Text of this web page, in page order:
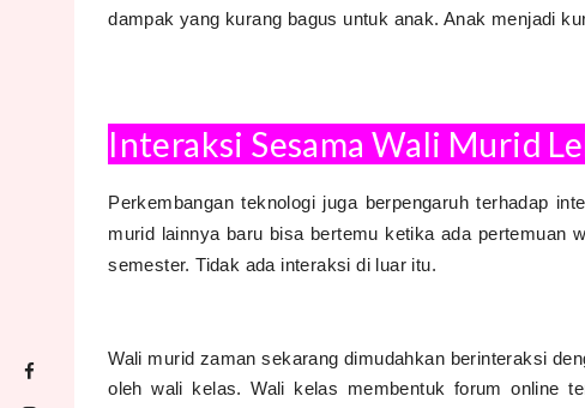
dampak yang kurang bagus untuk anak. Anak menjadi
Interaksi Sesama Wali Murid
Perkembangan teknologi juga berpengaruh terhadap
murid lainnya baru bisa bertemu ketika ada pertemuan
semester. Tidak ada interaksi di luar itu.
Wali murid zaman sekarang dimudahkan berinteraksi
oleh wali kelas. Wali kelas membentuk forum online